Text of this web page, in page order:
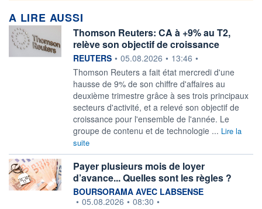
A LIRE AUSSI
Thomson Reuters: CA à +9% au T2,
relève son objectif de croissance
information fournie par
REUTERS • 05.08.2026 • 13:46 •
Thomson Reuters a fait état ‌mercredi d'une
hausse de 9% de son chiffre d'affaires au
deuxième trimestre ​grâce à ses trois principaux
secteurs d'activité, et a relevé son objectif de
croissance pour l'ensemble de l'année. Le
groupe de contenu et de technologie ... Lire la
suite
Payer plusieurs mois de loyer
d’avance... Quelles sont les règles ?
information fournie par
BOURSORAMA AVEC LABSENSE
• 05.08.2026 • 08:30 •